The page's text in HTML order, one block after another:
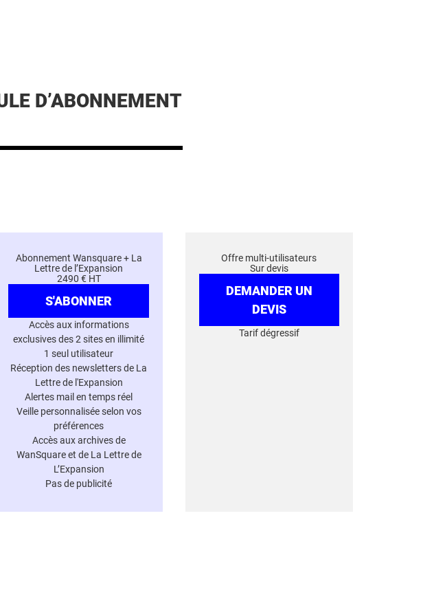
D’ABONNEMENT
Abonnement Wansquare + La
Lettre de l’Expansion
2490 € HT
S'ABONNER
Accès aux informations
exclusives des 2 sites en illimité
1 seul utilisateur
Réception des newsletters de La
Lettre de l'Expansion
Alertes mail en temps réel
Veille personnalisée selon vos
préférences
Accès aux archives de
WanSquare et de La Lettre de
L’Expansion
Pas de publicité
Offre multi-utilisateurs
Sur devis
DEMANDER UN
DEVIS
Tarif dégressif